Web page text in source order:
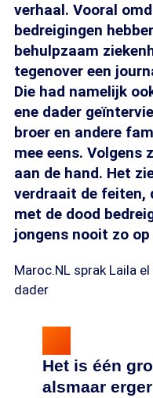
verhaal. Vooral
bedreigingen
behulpzaam
tegenover een
Die had namelijk
ene dader
broer en andere
mee eens. Volgens
aan de hand. Het
verdraait de feiten,
met de dood
jongens nooit zo
Maroc.NL sprak Laila
dader
Het is één
alsmaar